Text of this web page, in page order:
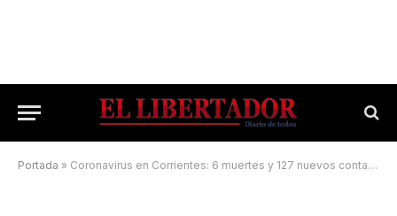
Portada » Coronavirus en Corrientes: 6 muertes y 127 nuevos contagios